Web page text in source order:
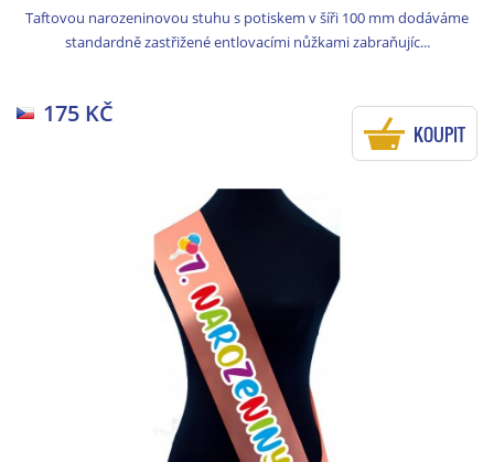
Taftovou narozeninovou stuhu s potiskem v šíři 100 mm dodáváme
standardně zastřižené entlovacími nůžkami zabraňujíc...
175 KČ
KOUPIT